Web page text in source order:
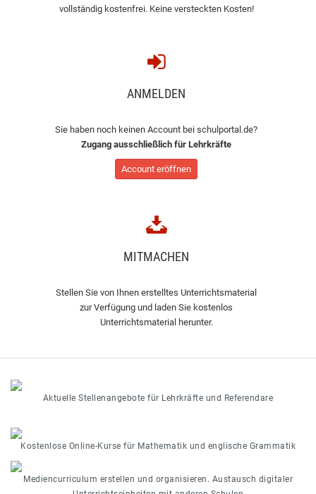
vollständig kostenfrei. Keine versteckten Kosten!
ANMELDEN
Sie haben noch keinen Account bei schulportal.de?
Zugang ausschließlich für Lehrkräfte
Account eröffnen
MITMACHEN
Stellen Sie von Ihnen erstelltes Unterrichtsmaterial
zur Verfügung und laden Sie kostenlos
Unterrichtsmaterial herunter.
Aktuelle Stellenangebote für Lehrkräfte und Referendare
Kostenlose Online-Kurse für Mathematik und englische Grammatik
Mediencurriculum erstellen und organisieren. Austausch digitaler